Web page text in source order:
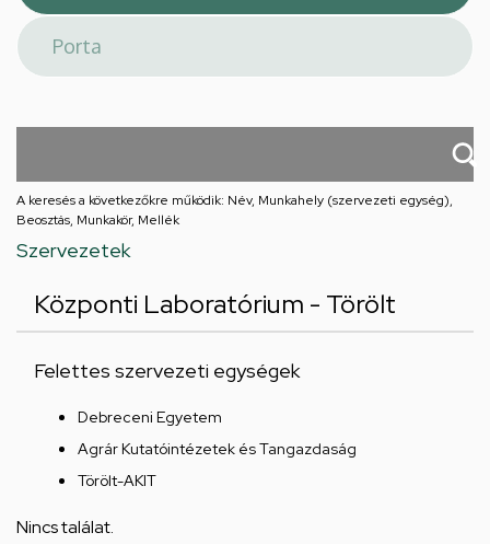
A keresés a következőkre működik: Név, Munkahely (szervezeti egység),
Beosztás, Munkakör, Mellék
Szervezetek
Központi Laboratórium - Törölt
Felettes szervezeti egységek
Debreceni Egyetem
Agrár Kutatóintézetek és Tangazdaság
Törölt-AKIT
Nincs találat.